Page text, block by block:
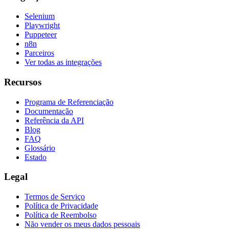
Selenium
Playwright
Puppeteer
n8n
Parceiros
Ver todas as integrações
Recursos
Programa de Referenciação
Documentação
Referência da API
Blog
FAQ
Glossário
Estado
Legal
Termos de Serviço
Política de Privacidade
Política de Reembolso
Não vender os meus dados pessoais